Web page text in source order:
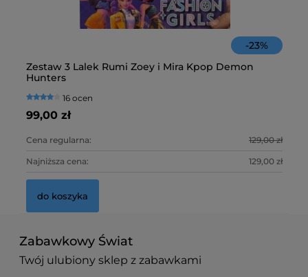
-23%
Zestaw 3 Lalek Rumi Zoey i Mira Kpop Demon
Hunters
16 ocen
99,00 zł
Cena regularna: 129,00 zł
Najniższa cena: 129,00 zł
do koszyka
Zabawkowy Świat
Twój ulubiony sklep z zabawkami